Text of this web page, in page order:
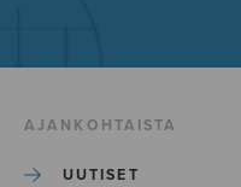
AJANKOHTAISTA
UUTISET